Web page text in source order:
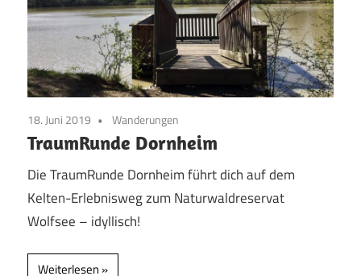
18. Juni 2019 Wanderungen
TraumRunde Dornheim
Die TraumRunde Dornheim führt dich auf dem
Kelten-Erlebnisweg zum Naturwaldreservat
Wolfsee – idyllisch!
Weiterlesen